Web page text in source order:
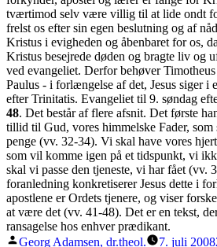
tværtimod selv være villig til at lide ondt
frelst os efter sin egen beslutning og af
Kristus i evigheden og åbenbaret for os,
Kristus besejrede døden og bragte liv og
ved evangeliet. Derfor behøver
Paulus - i forlængelse af det, Jesus siger i
efter Trinitatis. Evangeliet til 9. søndag
48. Det består af flere afsnit. Det første
tillid til Gud, vores himmelske Fader,
penge (vv. 32-34). Vi skal have vores
som vil komme igen på et tidspunkt, vi
skal vi passe den tjeneste, vi har fået (vv.
foranledning konkretiserer Jesus dette i
apostlene er Ordets tjenere, og viser
at være det (vv. 41-48). Det er en tekst,
ransagelse hos enhver prædikant.
Posted
Georg Adamsen, dr.theol. 7. juli 2008